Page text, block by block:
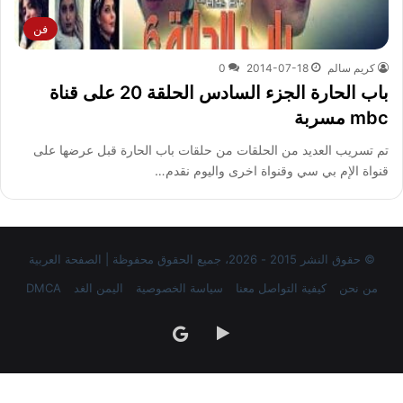
فن
كريم سالم 2014-07-18
0
باب الحارة الجزء السادس الحلقة 20 على قناة
mbc مسربة
تم تسريب العديد من الحلقات من حلقات باب الحارة قبل عرضها على
قنواة الإم بي سي وقنواة اخرى واليوم نقدم…
© حقوق النشر 2015 - 2026، جميع الحقوق محفوظة | الصفحة العربية
من نحن
كيفية التواصل معنا سياسة الخصوصية اليمن الغد DMCA
‏Google
Play
google
news